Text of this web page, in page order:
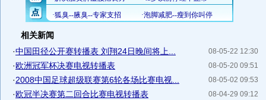
相关新闻
08-05-22 12:30
·中国田径公开赛转播表 刘翔24日晚间将上...
08-05-20 09:51
·欧洲冠军杯决赛电视转播表
08-05-02 09:53
·2008中国足球超级联赛第6轮各场比赛电视...
08-04-29 09:12
·欧冠半决赛第二回合比赛电视转播表